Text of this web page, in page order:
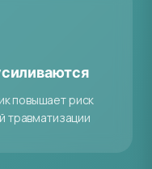
повышает риск
травматизации